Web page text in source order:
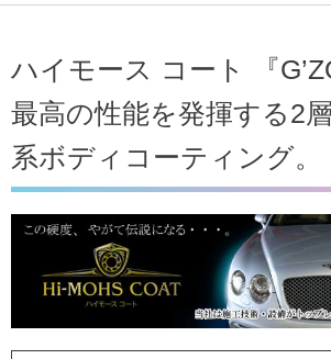
ハイモース コート 『
最高の性能を発揮する2
系ボディコーティング。